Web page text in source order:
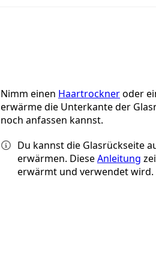
Nimm einen Haartrockneroder
erwärme die Unterkante der
noch anfassen kannst.
Du kannst die Glasrückseite
erwärmen. DieseAnleitung
erwärmt und verwendet wird.